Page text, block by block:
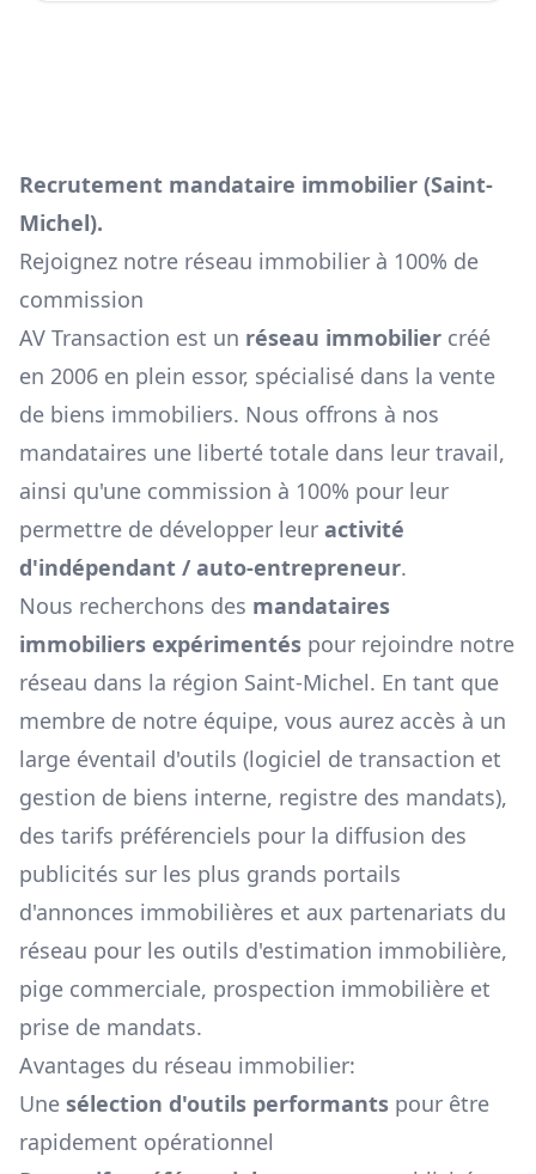
Recrutement mandataire immobilier (Saint-
Michel).
Rejoignez notre réseau immobilier à 100% de
commission
AV Transaction est un réseau immobilier créé
en 2006 en plein essor, spécialisé dans la vente
de biens immobiliers. Nous offrons à nos
mandataires une liberté totale dans leur travail,
ainsi qu'une commission à 100% pour leur
permettre de développer leur activité
d'indépendant / auto-entrepreneur.
Nous recherchons des mandataires
immobiliers expérimentés pour rejoindre notre
réseau dans la région Saint-Michel. En tant que
membre de notre équipe, vous aurez accès à un
large éventail d'outils (logiciel de transaction et
gestion de biens interne, registre des mandats),
des tarifs préférenciels pour la diffusion des
publicités sur les plus grands portails
d'annonces immobilières et aux partenariats du
réseau pour les outils d'estimation immobilière,
pige commerciale, prospection immobilière et
prise de mandats.
Avantages du réseau immobilier:
Une sélection d'outils performants pour être
rapidement opérationnel